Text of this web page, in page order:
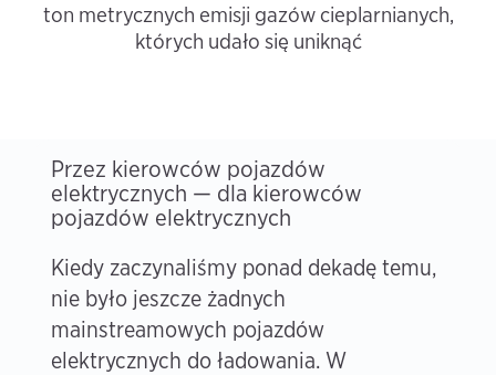
ton metrycznych emisji gazów cieplarnianych,
których udało się uniknąć
Przez kierowców pojazdów
elektrycznych — dla kierowców
pojazdów elektrycznych
Kiedy zaczynaliśmy ponad dekadę temu,
nie było jeszcze żadnych
mainstreamowych pojazdów
elektrycznych do ładowania. W